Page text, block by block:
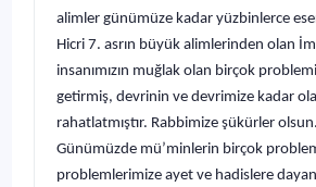
alimler günümüze kadar yüzbinlerce eser
Hicri 7. asrın büyük alimlerinden olan
insanımızın muğlak olan birçok
getirmiş, devrinin ve devrimize kadar
rahatlatmıştır. Rabbimize şükürler olsun.
Günümüzde mü’minlerin birçok
problemlerimize ayet ve hadislere